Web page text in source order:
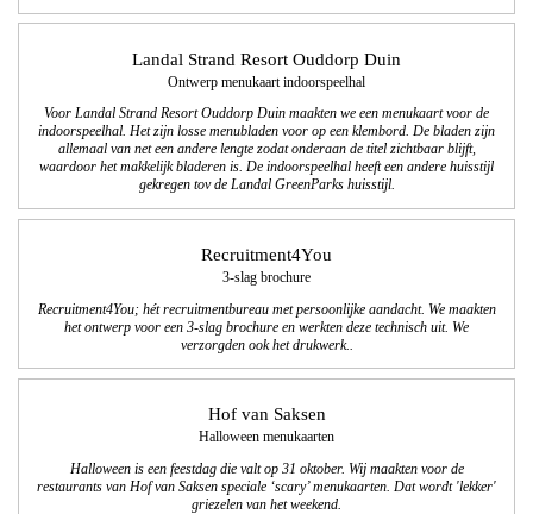
Landal Strand Resort Ouddorp Duin
Ontwerp menukaart indoorspeelhal
Voor Landal Strand Resort Ouddorp Duin maakten we een menukaart voor de
indoorspeelhal. Het zijn losse menubladen voor op een klembord. De bladen zijn
allemaal van net een andere lengte zodat onderaan de titel zichtbaar blijft,
waardoor het makkelijk bladeren is. De indoorspeelhal heeft een andere huisstijl
gekregen tov de Landal GreenParks huisstijl.
Recruitment4You
3-slag brochure
Recruitment4You; hét recruitmentbureau met persoonlijke aandacht. We maakten
het ontwerp voor een 3-slag brochure en werkten deze technisch uit. We
verzorgden ook het drukwerk..
Hof van Saksen
Halloween menukaarten
Halloween is een feestdag die valt op 31 oktober. Wij maakten voor de
restaurants van Hof van Saksen speciale ‘scary’ menukaarten. Dat wordt 'lekker'
griezelen van het weekend.